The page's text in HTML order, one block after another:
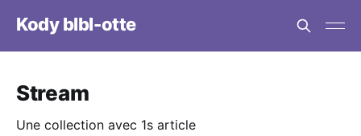
Kody blbl-otte
Stream
Une collection avec 1s article